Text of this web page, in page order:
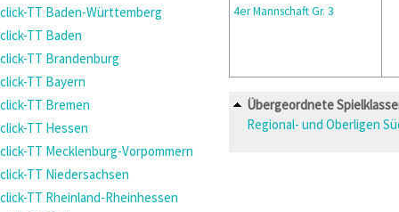
click-TT Baden-Württemberg
click-TT Baden
click-TT Brandenburg
click-TT Bayern
click-TT Bremen
click-TT Hessen
click-TT Mecklenburg-Vorpommern
click-TT Niedersachsen
click-TT Rheinland-Rheinhessen
4er Mannschaft Gr. 3
Übergeordnete
Regional- und Oberligen